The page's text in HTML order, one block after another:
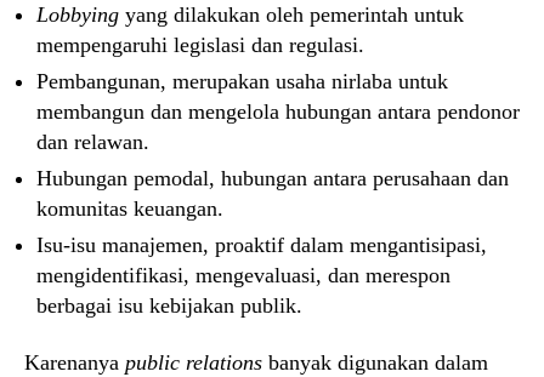
Lobbying yang dilakukan oleh pemerintah untuk
mempengaruhi legislasi dan regulasi.
Pembangunan, merupakan usaha nirlaba untuk
membangun dan mengelola hubungan antara pendonor
dan relawan.
Hubungan pemodal, hubungan antara perusahaan dan
komunitas keuangan.
Isu-isu manajemen, proaktif dalam mengantisipasi,
mengidentifikasi, mengevaluasi, dan merespon
berbagai isu kebijakan publik.
Karenanya public relations banyak digunakan dalam